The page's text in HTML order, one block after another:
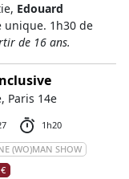
Edouard
unique. 1h30 de
de 16 ans.
Paris 14e
1h20
(WO)MAN SHOW